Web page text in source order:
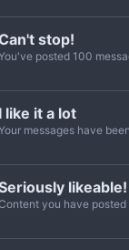
stop!
posted 100
I like it a lot
messages have
likeable!
you have